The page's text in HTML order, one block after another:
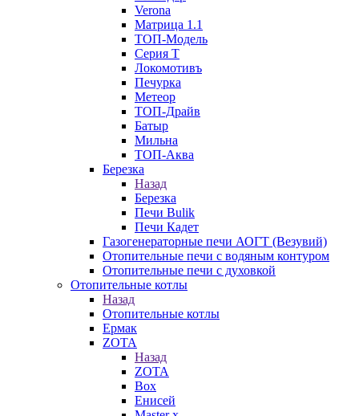
Verona
Матрица 1.1
ТОП-Модель
Серия Т
Локомотивъ
Печурка
Метеор
ТОП-Драйв
Батыр
Мильна
ТОП-Аква
Березка
Назад
Березка
Печи Bulik
Печи Кадет
Газогенераторные печи АОГТ (Везувий)
Отопительные печи с водяным контуром
Отопительные печи с духовкой
Отопительные котлы
Назад
Отопительные котлы
Ермак
ZOTA
Назад
ZOTA
Box
Енисей